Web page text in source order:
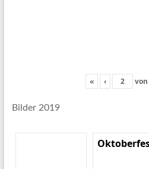
« ‹ von
Bilder 2019